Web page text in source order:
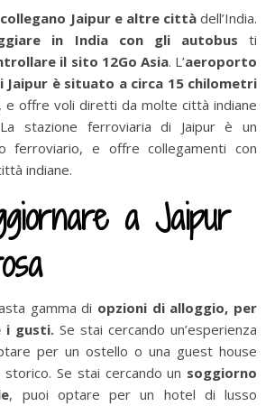
Jaipur e altre città dell’India.
in India con gli autobus ti
il sito 12Go Asia. L’aeroporto
Jaipur è situato a circa 15 chilometri
, e offre voli diretti da molte città indiane
stazione ferroviaria di Jaipur è un
ferroviario, e offre collegamenti con
indiane.
a Jaipur
gamma di opzioni di alloggio, per
gusti. Se stai cercando un’esperienza
per un ostello o una guest house
Se stai cercando un soggiorno
, puoi optare per un hotel di lusso